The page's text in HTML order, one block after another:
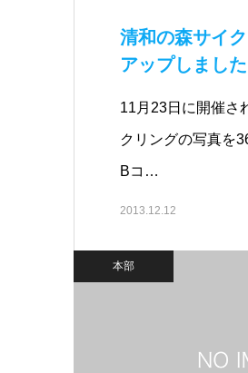
清和の森サイ
アップしました
11月23日に開催さ
クリングの写真を
Bコ…
2013.12.12
本部